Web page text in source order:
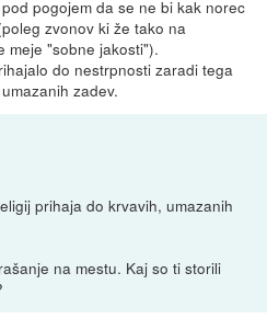
pogojem da se ne bi kak norec
zvonov ki že tako na
meje "sobne jakosti").
do nestrpnosti zaradi tega
zadev.
prihaja do krvavih, umazanih
na mestu. Kaj so ti storili